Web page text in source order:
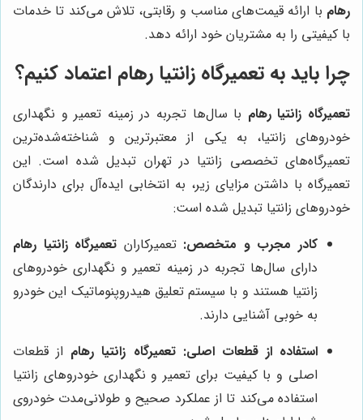
رهام با ارائه قیمت‌های مناسب و رقابتی، تلاش می‌کند تا خدمات
با کیفیتی را به مشتریان خود ارائه دهد.
چرا باید به تعمیرگاه زانتیا رهام اعتماد کنیم؟
تعمیرگاه زانتیا رهام با سال‌ها تجربه در زمینه تعمیر و نگهداری
خودروهای زانتیا، به یکی از معتبرترین و شناخته‌شده‌ترین
تعمیرگاه‌های تخصصی زانتیا در تهران تبدیل شده است. این
تعمیرگاه با داشتن مزایای زیر، به انتخابی ایده‌آل برای دارندگان
خودروهای زانتیا تبدیل شده است:
کادر مجرب و متخصص: تعمیرکاران تعمیرگاه زانتیا رهام
دارای سال‌ها تجربه در زمینه تعمیر و نگهداری خودروهای
زانتیا هستند و با سیستم تعلیق هیدروپنوماتیک این خودرو
به خوبی آشنایی دارند.
استفاده از قطعات اصلی: تعمیرگاه زانتیا رهام از قطعات
اصلی و با کیفیت برای تعمیر و نگهداری خودروهای زانتیا
استفاده می‌کند تا از عملکرد صحیح و طولانی‌مدت خودروی